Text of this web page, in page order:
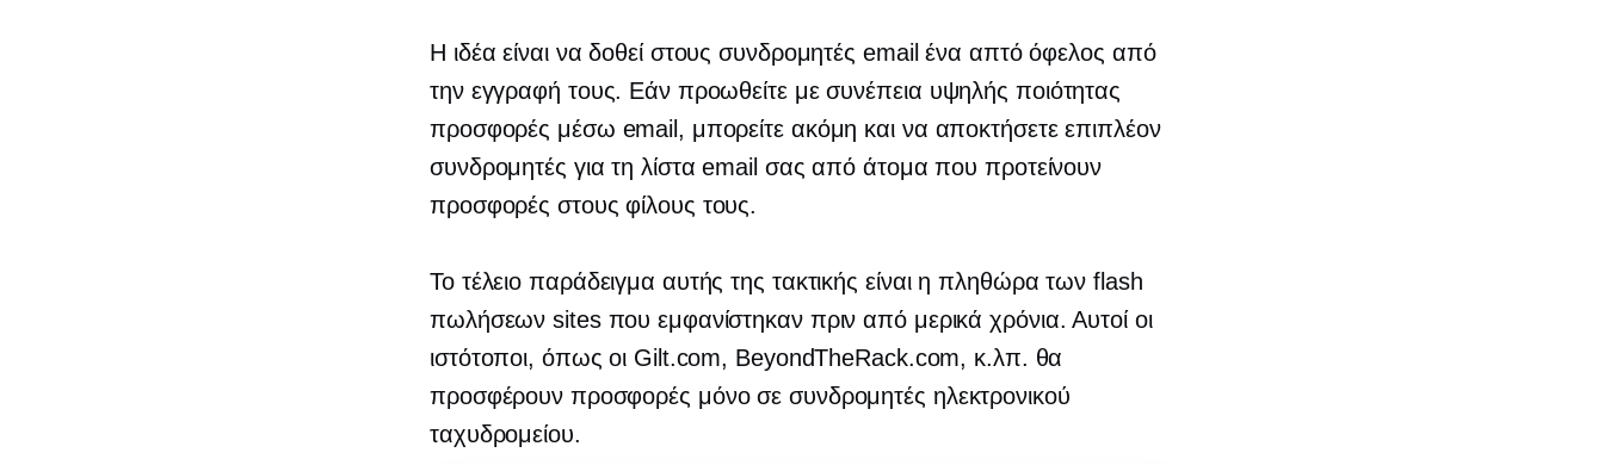
Η ιδέα είναι να δοθεί στους συνδρομητές email ένα απτό όφελος από
την εγγραφή τους. Εάν προωθείτε με συνέπεια υψηλής ποιότητας
προσφορές μέσω email, μπορείτε ακόμη και να αποκτήσετε επιπλέον
συνδρομητές για τη λίστα email σας από άτομα που προτείνουν
προσφορές στους φίλους τους.
Το τέλειο παράδειγμα αυτής της τακτικής είναι η πληθώρα των flash
πωλήσεων sites που εμφανίστηκαν πριν από μερικά χρόνια. Αυτοί οι
ιστότοποι, όπως οι Gilt.com, BeyondTheRack.com, κ.λπ. θα
προσφέρουν προσφορές μόνο σε συνδρομητές ηλεκτρονικού
ταχυδρομείου.